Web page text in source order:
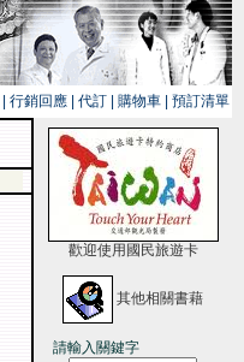
行銷回應 代訂 購物車 預訂清單
歡迎使用國民旅遊卡
其他相關書藉
請輸入關鍵字